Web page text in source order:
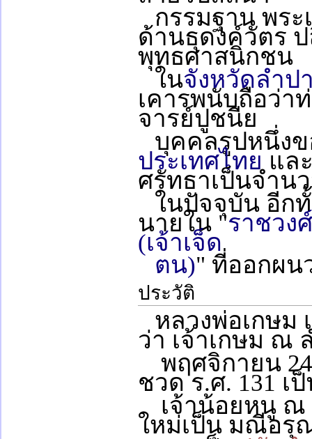
กรรมฐาน พระ
ด้านธุดงค์วัตร ป
พุทธศาสนิกชน
ในจังหวัดลำป
เคารพนับถือว่า
จารย์ปูชนีย
บุคคลรูปหนึ่งข
ประเทศไทย แล
ศรัทธาเป็นจำน
ในปัจจุบัน อีก
นายใน "ราชวง
(เจ้าเจ็ด
ตน)" ที่ออกผน
ประวัติ
หลวงพ่อเกษม
ว่า เจ้าเกษม ณ
พฤศจิกายน
ชวด ร.ศ. 131 เ
เจ้าน้อยหนู ณ
ใหม่เป็น มณีอรุ